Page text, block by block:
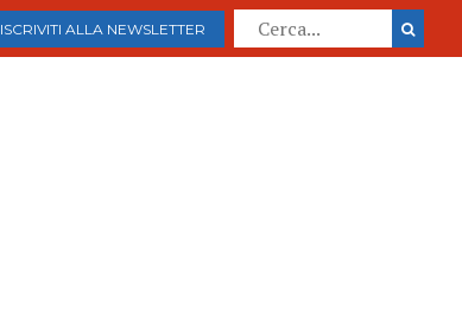
ISCRIVITI ALLA NEWSLETTER